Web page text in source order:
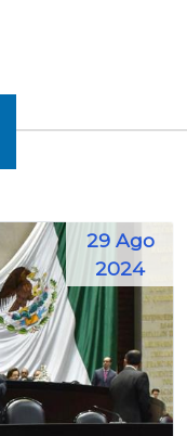
29 Ago
2024